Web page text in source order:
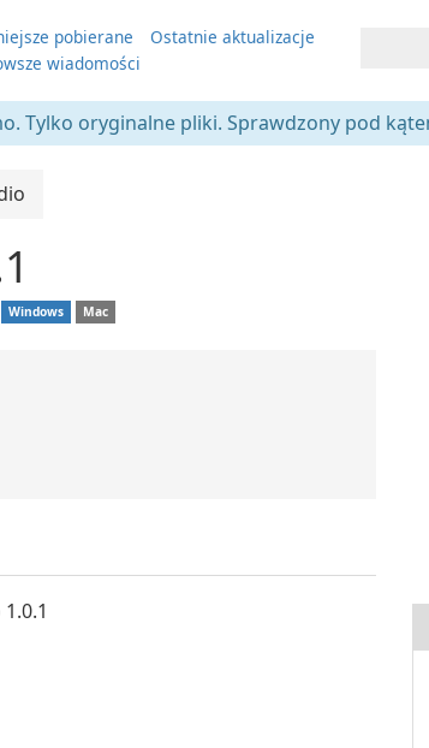
pobierane
Ostatnie aktualizacje
wiadomości
Tylko oryginalne pliki. Sprawdzony pod
Windows Mac